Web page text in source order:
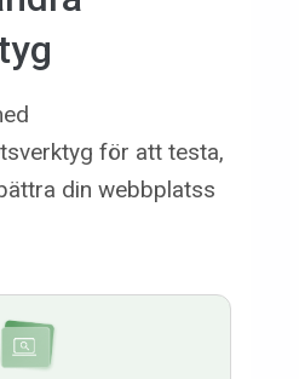
för att testa,
din webbplatss